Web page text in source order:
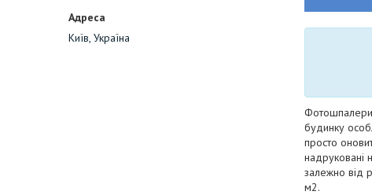
Київ, Україна
Фотошпалери
будинку
просто
надруковані
залежно від
м2.